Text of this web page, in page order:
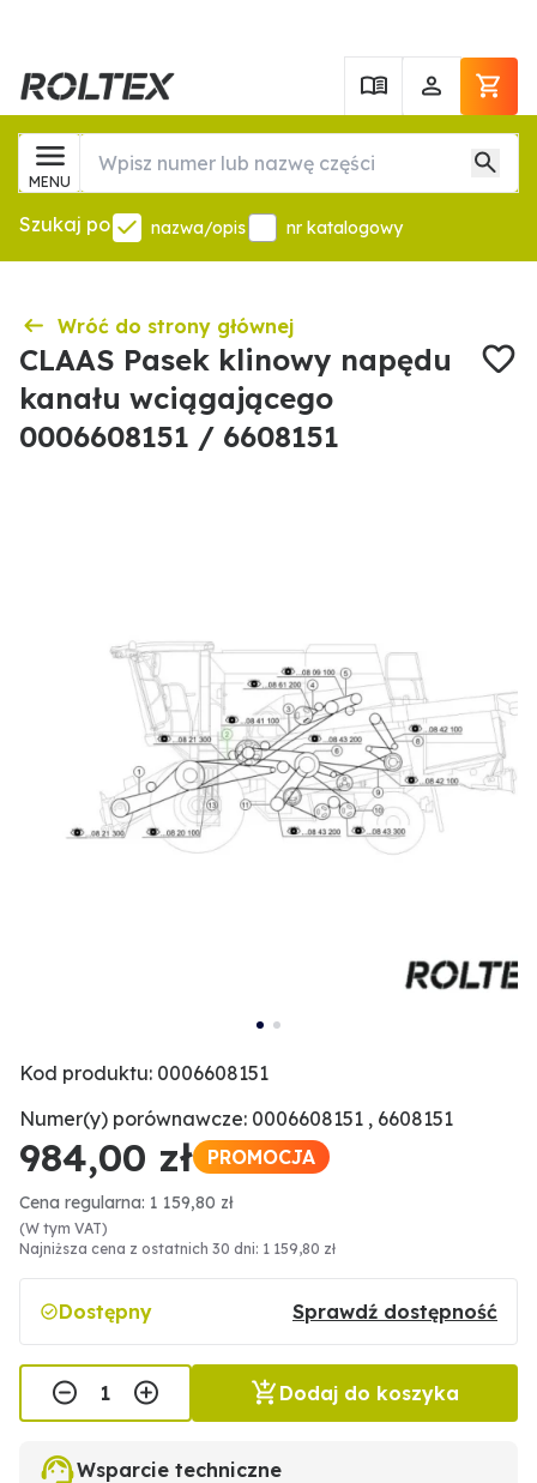
MENU
Szukaj po nazwa/opis nr katalogowy
Wróć do strony głównej
CLAAS Pasek klinowy napędu
kanału wciągającego
0006608151 / 6608151
Kod produktu: 0006608151
Numer(y) porównawcze: 0006608151 , 6608151
984,00 zł PROMOCJA
Cena regularna: 1 159,80 zł
(W tym VAT)
Najniższa cena z ostatnich 30 dni: 1 159,80 zł
Dostępny Sprawdź dostępność
Dodaj do koszyka
Wsparcie techniczne